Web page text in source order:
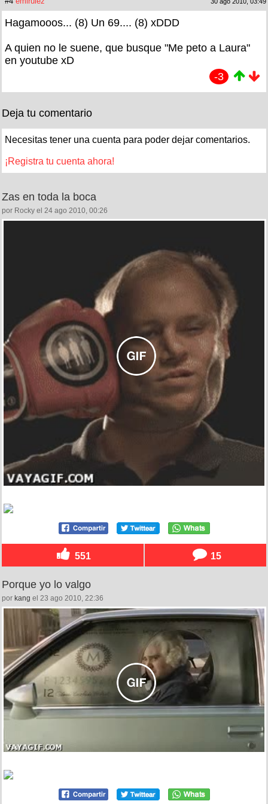
Hagamooos... (8) Un 69.... (8) xDDD
A quien no le suene, que busque "Me peto a Laura"
en youtube xD
-3
Deja tu comentario
Necesitas tener una cuenta para poder dejar comentarios.
¡Registra tu cuenta ahora!
Zas en toda la boca
por Rocky el 24 ago 2010, 00:26
551 15
Porque yo lo valgo
por kang el 23 ago 2010, 22:36